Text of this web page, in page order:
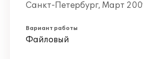
Санкт-Петербург, Март
Вариант работы
Файловый